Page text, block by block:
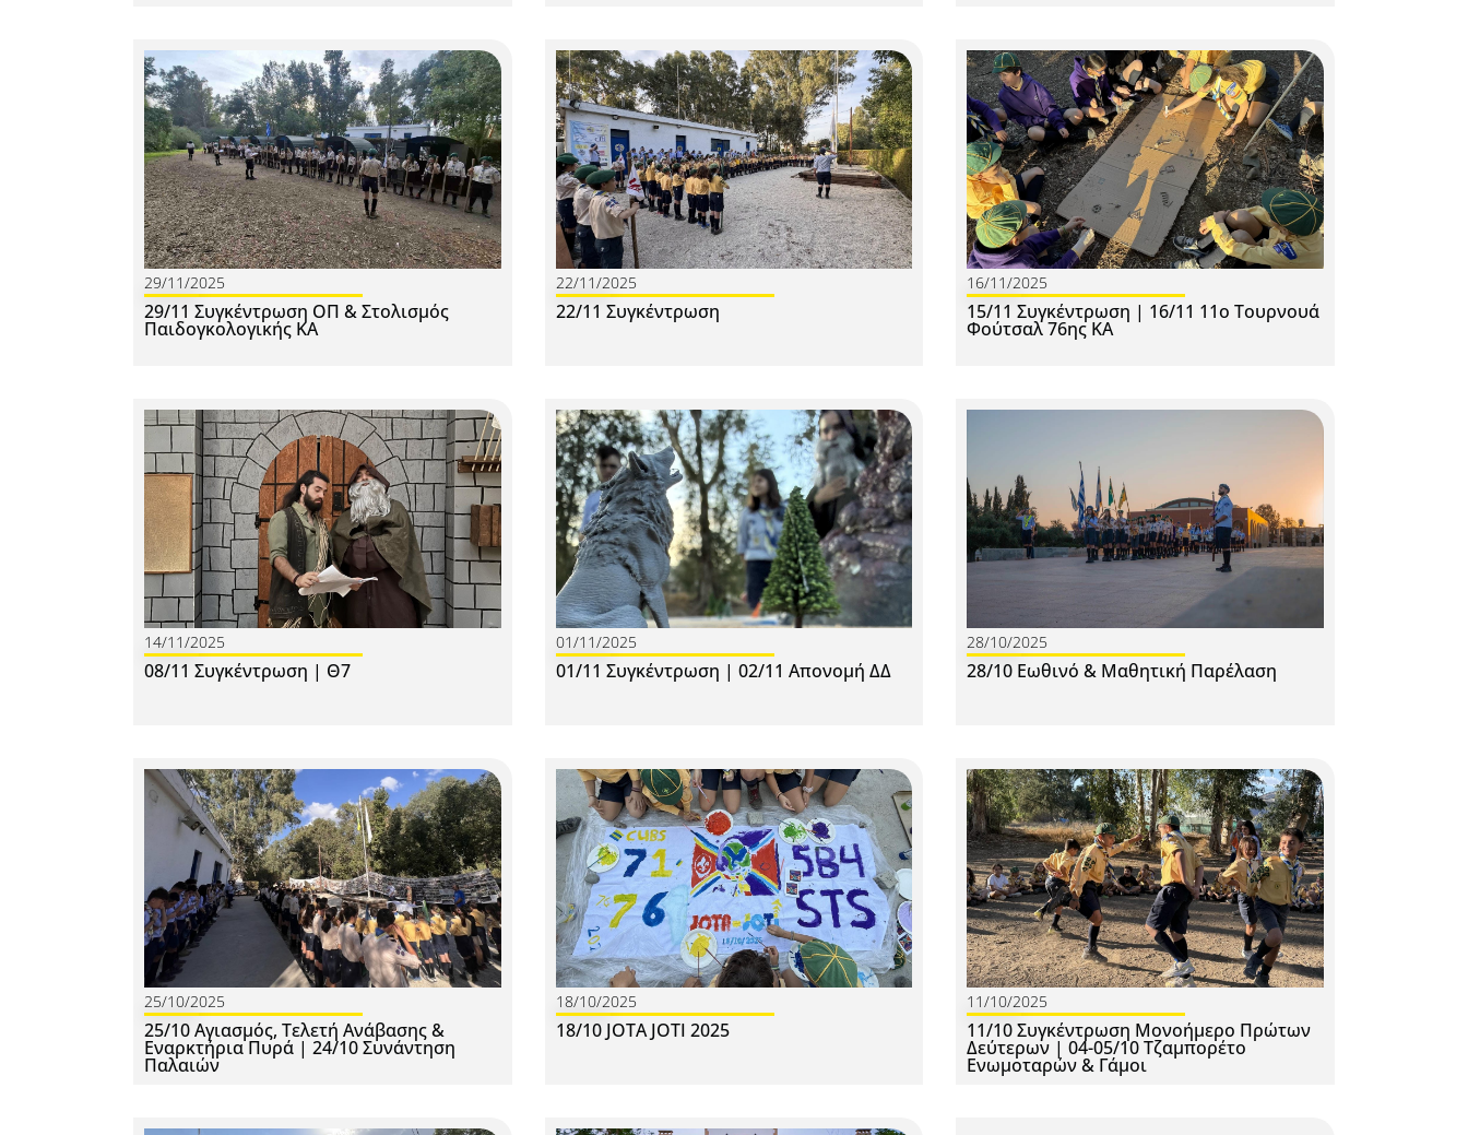
29/11/2025
29/11 Συγκέντρωση ΟΠ & Στολισμός
Παιδογκολογικής ΚΑ
22/11/2025
22/11 Συγκέντρωση
16/11/2025
15/11 Συγκέντρωση | 16/11 11ο Τουρνουά
Φούτσαλ 76ης ΚΑ
14/11/2025
08/11 Συγκέντρωση | Θ7
01/11/2025
01/11 Συγκέντρωση | 02/11 Απονομή ΔΔ
28/10/2025
28/10 Εωθινό & Μαθητική Παρέλαση
25/10/2025
25/10 Αγιασμός, Τελετή Ανάβασης &
Εναρκτήρια Πυρά | 24/10 Συνάντηση
Παλαιών
18/10/2025
18/10 JOTA JOTI 2025
11/10/2025
11/10 Συγκέντρωση Μονοήμερο Πρώτων
Δεύτερων | 04-05/10 Τζαμπορέτο
Ενωμοταρών & Γάμοι